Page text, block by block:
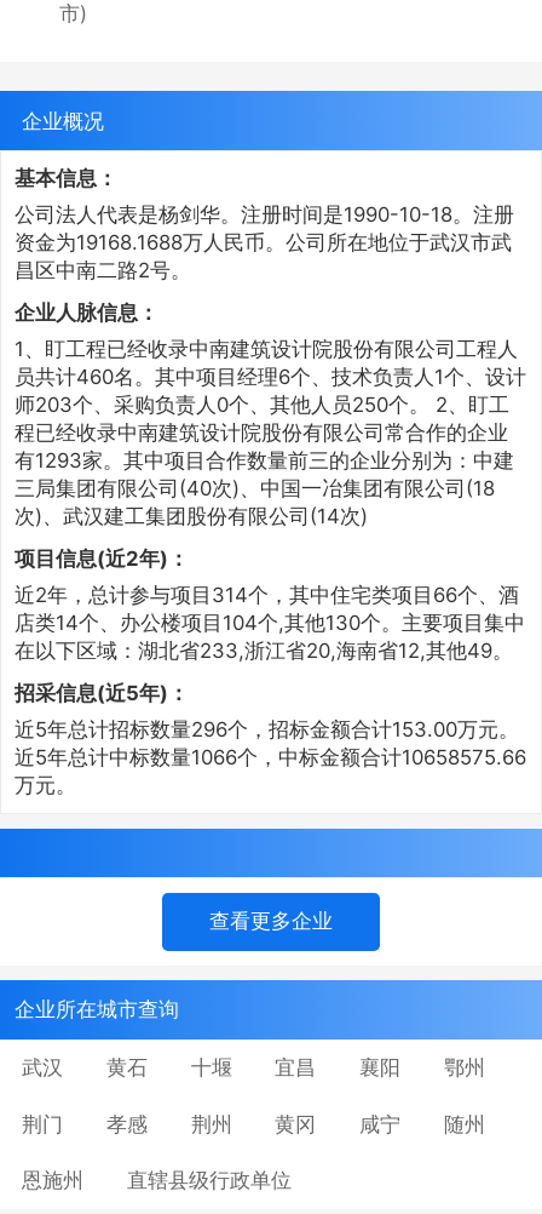
市)
企业概况
基本信息：
公司法人代表是杨剑华。注册时间是1990-10-18。注册
资金为19168.1688万人民币。公司所在地位于武汉市武
昌区中南二路2号。
企业人脉信息：
1、盯工程已经收录中南建筑设计院股份有限公司工程人
员共计460名。其中项目经理6个、技术负责人1个、设计
师203个、采购负责人0个、其他人员250个。 2、盯工
程已经收录中南建筑设计院股份有限公司常合作的企业
有1293家。其中项目合作数量前三的企业分别为：中建
三局集团有限公司(40次)、中国一冶集团有限公司(18
次)、武汉建工集团股份有限公司(14次)
项目信息(近2年)：
近2年，总计参与项目314个，其中住宅类项目66个、酒
店类14个、办公楼项目104个,其他130个。主要项目集中
在以下区域：湖北省233,浙江省20,海南省12,其他49。
招采信息(近5年)：
近5年总计招标数量296个，招标金额合计153.00万元。
近5年总计中标数量1066个，中标金额合计10658575.66
万元。
查看更多企业
企业所在城市查询
武汉 黄石 十堰 宜昌 襄阳 鄂州
荆门 孝感 荆州 黄冈 咸宁 随州
恩施州 直辖县级行政单位